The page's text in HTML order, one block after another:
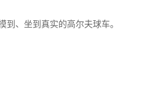
到、坐到真实的高尔夫球车。